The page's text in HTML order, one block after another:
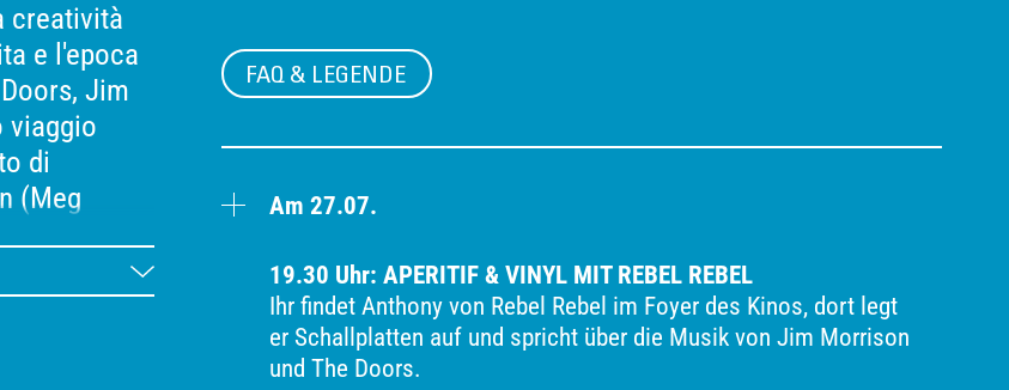
FAQ & LEGENDE
Am 27.07.
19.30 Uhr: APERITIF & VINYL MIT REBEL REBEL
Ihr findet Anthony von Rebel Rebel im Foyer des Kinos, dort legt
er Schallplatten auf und spricht über die Musik von Jim Morrison
und The Doors.
creatività
e l'epoca
Jim
viaggio
di
(Meg
fino alla